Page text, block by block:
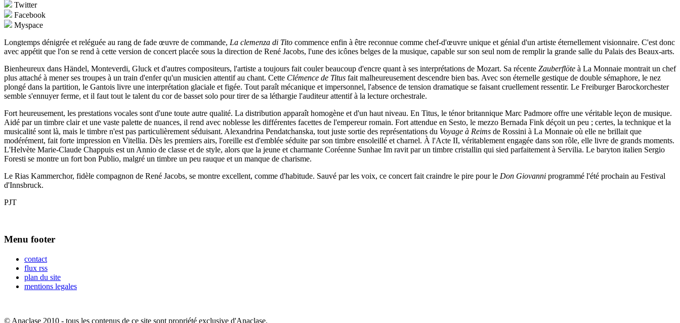
Twitter
Facebook
Myspace
Longtemps dénigrée et reléguée au rang de fade œuvre de commande, La clemenza di Tito commence enfin à être reconnue comme chef-d'œuvre unique et génial d'un artiste éternellement visionnaire. C'est donc
avec appétit que l'on se rend à cette version de concert placée sous la direction de René Jacobs, l'une des icônes belges de la musique, capable sur son seul nom de remplir la grande salle du Palais des Beaux-arts.
Bienheureux dans Händel, Monteverdi, Gluck et d'autres compositeurs, l'artiste a toujours fait couler beaucoup d'encre quant à ses interprétations de Mozart. Sa récente Zauberflöte à La Monnaie montrait un chef
plus attaché à mener ses troupes à un train d'enfer qu'un musicien attentif au chant. Cette Clémence de Titus fait malheureusement descendre bien bas. Avec son éternelle gestique de double sémaphore, le nez
plongé dans la partition, le Gantois livre une interprétation glaciale et figée. Tout paraît mécanique et impersonnel, l'absence de tension dramatique se faisant cruellement ressentir. Le Freiburger Barockorchester
semble s'ennuyer ferme, et il faut tout le talent du cor de basset solo pour tirer de sa léthargie l'auditeur attentif à la lecture orchestrale.
Fort heureusement, les prestations vocales sont d'une toute autre qualité. La distribution apparaît homogène et d'un haut niveau. En Titus, le ténor britannique Marc Padmore offre une véritable leçon de musique.
Aidé par un timbre clair et une vaste palette de nuances, il rend avec noblesse les différentes facettes de l'empereur romain. Fort attendue en Sesto, le mezzo Bernada Fink déçoit un peu ; certes, la technique et la
musicalité sont là, mais le timbre n'est pas particulièrement séduisant. Alexandrina Pendatchanska, tout juste sortie des représentations du Voyage à Reims de Rossini à La Monnaie où elle ne brillait que
modérément, fait forte impression en Vitellia. Dès les premiers airs, l'oreille est d'emblée séduite par son timbre ensoleillé et charnel. À l'Acte II, véritablement engagée dans son rôle, elle livre de grands moments.
L'Helvète Marie-Claude Chappuis est un Annio de classe et de style, alors que la jeune et charmante Coréenne Sunhae Im ravit par un timbre cristallin qui sied parfaitement à Servilia. Le baryton italien Sergio
Foresti se montre un fort bon Publio, malgré un timbre un peu rauque et un manque de charisme.
Le Rias Kammerchor, fidèle compagnon de René Jacobs, se montre excellent, comme d'habitude. Sauvé par les voix, ce concert fait craindre le pire pour le Don Giovanni programmé l'été prochain au Festival
d'Innsbruck.
PJT
Menu footer
contact
flux rss
plan du site
mentions legales
© Anaclase 2010 - tous les contenus de ce site sont propriété exclusive d'Anaclase.